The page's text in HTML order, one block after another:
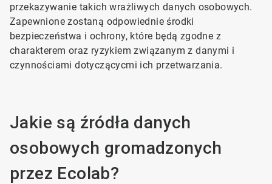
przekazywanie takich wrażliwych danych osobowych.
Zapewnione zostaną odpowiednie środki
bezpieczeństwa i ochrony, które będą zgodne z
charakterem oraz ryzykiem związanym z danymi i
czynnościami dotyczącycmi ich przetwarzania.
Jakie są źródła danych
osobowych gromadzonych
przez Ecolab?